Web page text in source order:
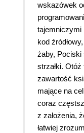
wskazówek
tajemniczymi
kod
żaby, Pociski
strzałki. Otóż
zawartość
mające na
coraz
z założenia,
łatwiej